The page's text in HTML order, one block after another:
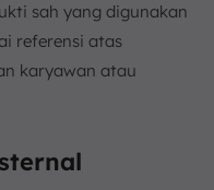
sah yang digunakan
referensi atas
karyawan atau